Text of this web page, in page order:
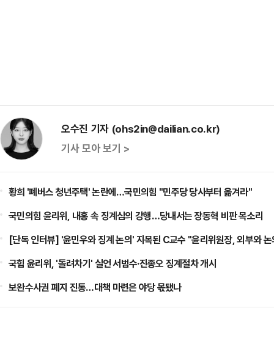
오수진 기자 (ohs2in@dailian.co.kr)
기사 모아 보기 >
황희 '폐버스 청년주택' 논란에…국민의힘 "민주당 당사부터 옮겨라"
국민의힘 윤리위, 내홍 속 징계심의 강행…당내서는 장동혁 비판 목소리
[단독 인터뷰] '윤민우와 징계 논의' 지목된 C교수 "윤리위원장, 외부와
국힘 윤리위, '돌려차기' 실언 서범수·진종오 징계절차 개시
보완수사권 폐지 진통…대책 마련은 야당 몫됐나